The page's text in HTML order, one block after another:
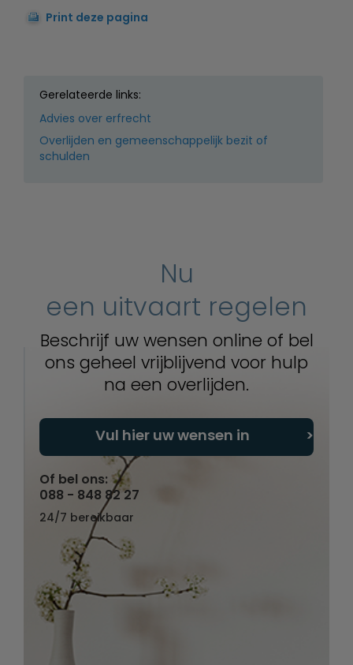
Print deze pagina
Gerelateerde links:
Advies over erfrecht
Overlijden en gemeenschappelijk bezit of
schulden
Nu
een uitvaart regelen
Beschrijf uw wensen online of bel
ons geheel vrijblijvend voor hulp
na een overlijden.
Vul hier uw wensen in
Of bel ons:
088 - 848 82 27
24/7 bereikbaar